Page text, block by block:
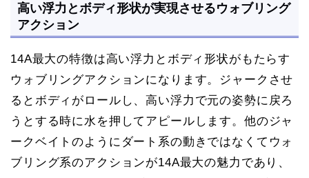
高い浮力とボディ形状が実現させるウォブリング
アクション
14A最大の特徴は高い浮力とボディ形状がもたらす
ウォブリングアクションになります。ジャークさせ
るとボディがロールし、高い浮力で元の姿勢に戻ろ
うとする時に水を押してアピールします。他のジャ
ークベイトのようにダート系の動きではなくてウォ
ブリング系のアクションが14A最大の魅力であり、